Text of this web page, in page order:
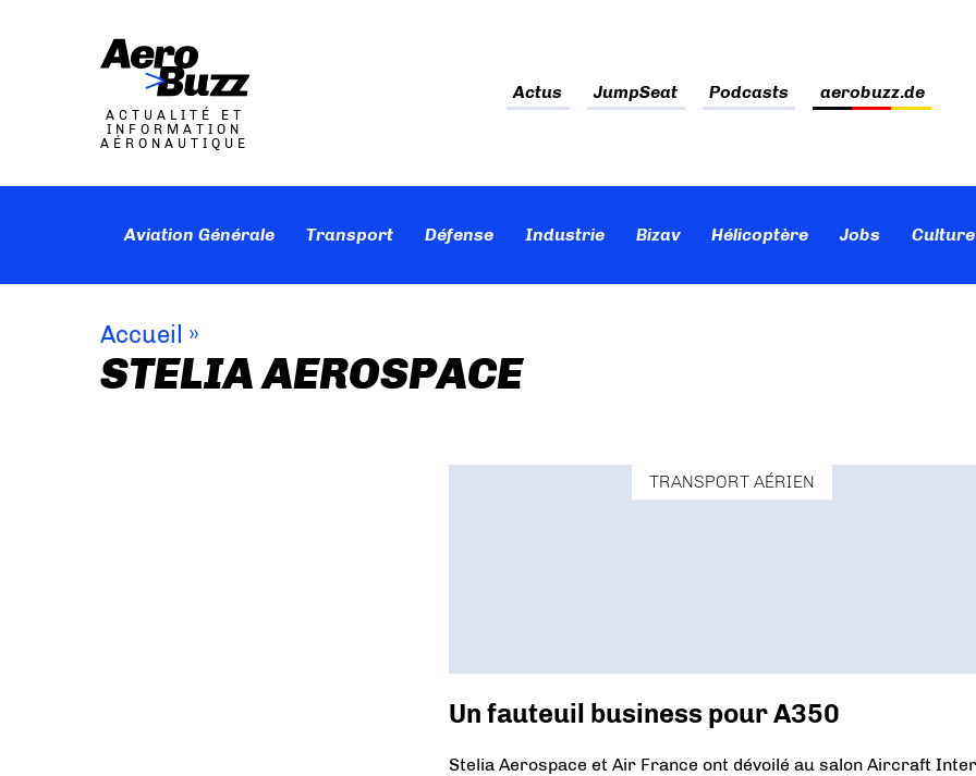
ACTUALITÉ ET
INFORMATION
AÉRONAUTIQUE
Actus JumpSeat Podcasts aerobuzz.de
Aviation Générale Transport Défense Industrie Bizav Hélicoptère Jobs
Accueil »
STELIA AEROSPACE
TRANSPORT AÉRIEN
Un fauteuil business pour A350
Stelia Aerospace et Air France ont dévoilé au salon Aircraft